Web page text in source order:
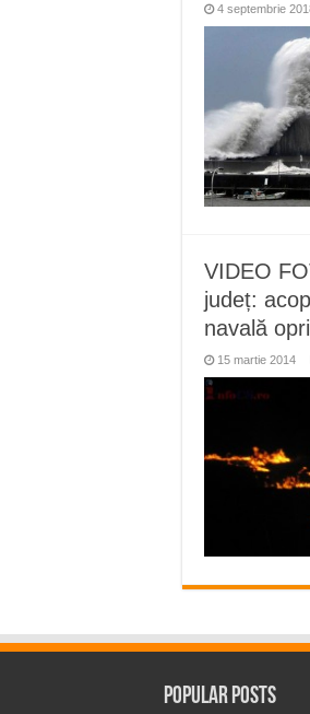
4 septembrie
VIDEO
județ:
navală
15 martie 2014
Popular Posts